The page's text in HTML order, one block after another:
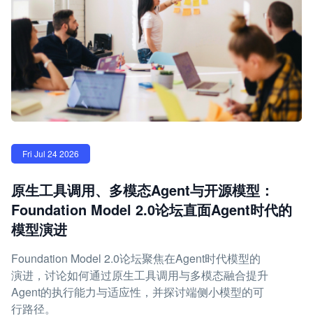
Fri Jul 24 2026
原生工具调用、多模态Agent与开源模型：
Foundation Model 2.0论坛直面Agent时代的
模型演进
Foundation Model 2.0论坛聚焦在Agent时代模型的
演进，讨论如何通过原生工具调用与多模态融合提升
Agent的执行能力与适应性，并探讨端侧小模型的可
行路径。